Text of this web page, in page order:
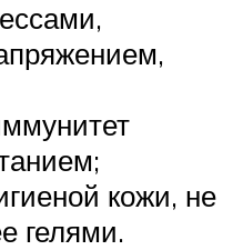
кожи, не
гелями.